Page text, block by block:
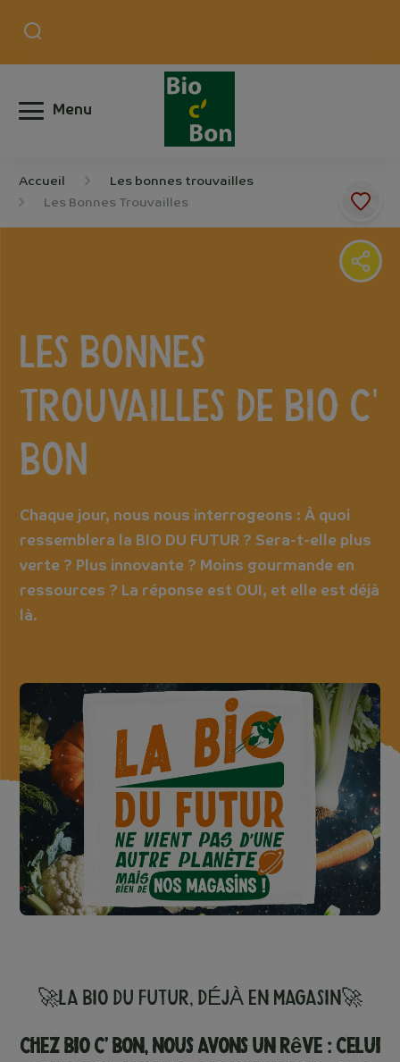
Menu
Accueil
Les bonnes trouvailles
Les Bonnes Trouvailles
Les Bonnes
Trouvailles de Bio c'
Bon
Chaque jour, nous nous interrogeons : À quoi
ressemblera la BIO DU FUTUR ? Sera-t-elle plus
verte ? Plus innovante ? Moins gourmande en
ressources ? La réponse est OUI, et elle est déjà
là.
🚀LA BIO DU FUTUR, DÉJÀ EN MAGASIN🚀
Chez Bio c’ Bon, nous avons un rêve : celui